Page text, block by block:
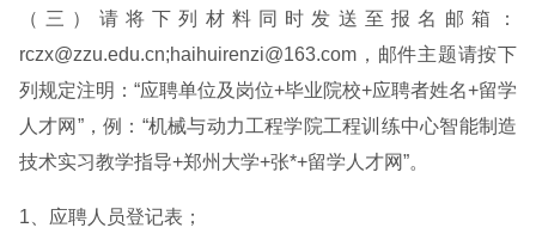
（三）请将下列材料同时发送至报名邮箱：
rczx@zzu.edu.cn;haihuirenzi@163.com，邮件主题请按下
列规定注明：“应聘单位及岗位+毕业院校+应聘者姓名+留学
人才网”，例：“机械与动力工程学院工程训练中心智能制造
技术实习教学指导+郑州大学+张*+留学人才网”。
1、应聘人员登记表；